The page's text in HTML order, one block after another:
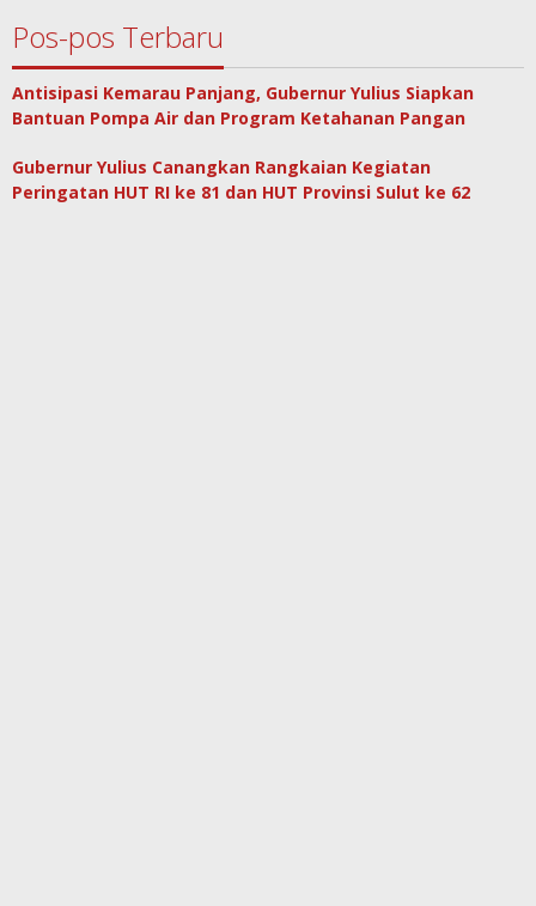
Pos-pos Terbaru
Antisipasi Kemarau Panjang, Gubernur Yulius Siapkan
Bantuan Pompa Air dan Program Ketahanan Pangan
Gubernur Yulius Canangkan Rangkaian Kegiatan
Peringatan HUT RI ke 81 dan HUT Provinsi Sulut ke 62